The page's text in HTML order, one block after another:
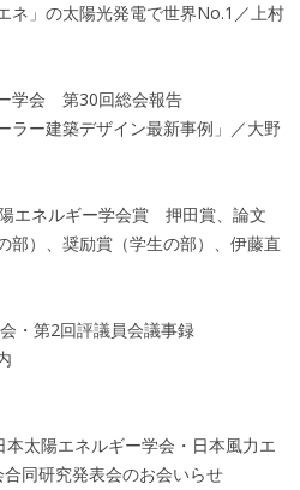
ネ」の太陽光発電で世界No.1／上村
学会 第30回総会報告
ラー建築デザイン最新事例」／大野
エネルギー学会賞 押田賞、論文
部）、奨励賞（学生の部）、伊藤直
・第2回評議員会議事録
本太陽エネルギー学会・日本風力エ
同研究発表会のお会いらせ